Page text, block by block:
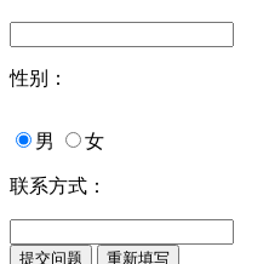
性别：
男 女
联系方式：